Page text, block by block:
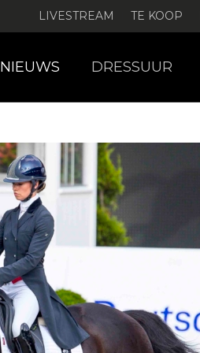
LIVESTREAM TE KOOP
NIEUWS DRESSUUR